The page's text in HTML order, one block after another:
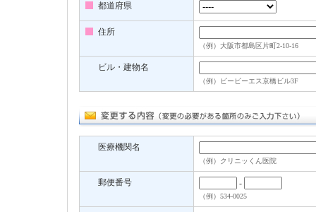
都道府県
住所
（例）大阪市都島区片町2-10-16
ビル・建物名
（例）ビービーエス京橋ビル3F
医療機関名
（例）クリニッくん医院
郵便番号 -
（例）534-0025